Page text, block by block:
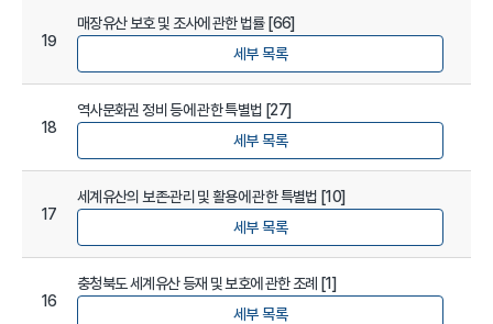
19
매장유산 보호 및 조사에 관한 법률 [66]
세부 목록
18
역사문화권 정비 등에 관한 특별법 [27]
세부 목록
17
세계유산의 보존·관리 및 활용에 관한 특별법 [10]
세부 목록
16
충청북도 세계유산 등재 및 보호에 관한 조례 [1]
세부 목록